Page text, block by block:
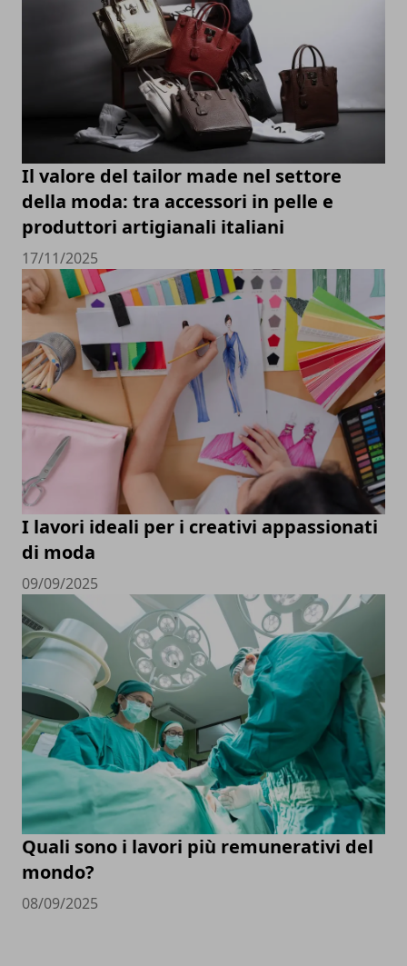
Il valore del tailor made nel settore
della moda: tra accessori in pelle e
produttori artigianali italiani
17/11/2025
I lavori ideali per i creativi appassionati
di moda
09/09/2025
Quali sono i lavori più remunerativi del
mondo?
08/09/2025